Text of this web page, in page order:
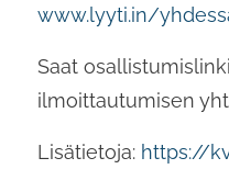
www.lyyti.in/
Saat
ilmoittautumisen
Lisätietoja: https://